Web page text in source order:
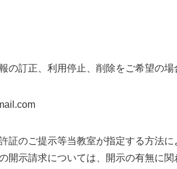
の訂正、利用停止、削除をご希望の
証のご提示等当教室が指定する方法
開示請求については、開示の有無に